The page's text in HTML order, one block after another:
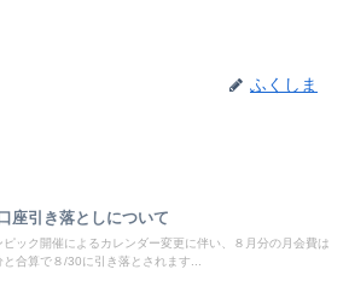
ふくしま
座引き落としについて
ピック開催によるカレンダー変更に伴い、８月分の月会費は
と合算で８/30に引き落とされます...